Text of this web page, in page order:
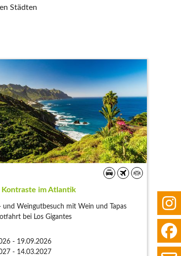
Städten
Kontraste im Atlantik
und Weingutbesuch mit Wein und Tapas
bei Los Gigantes
- 19.09.2026
- 14.03.2027